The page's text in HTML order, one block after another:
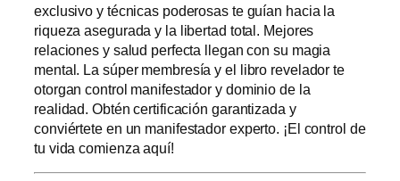
exclusivo y técnicas poderosas te guían hacia la
riqueza asegurada y la libertad total. Mejores
relaciones y salud perfecta llegan con su magia
mental. La súper membresía y el libro revelador te
otorgan control manifestador y dominio de la
realidad. Obtén certificación garantizada y
conviértete en un manifestador experto. ¡El control de
tu vida comienza aquí!